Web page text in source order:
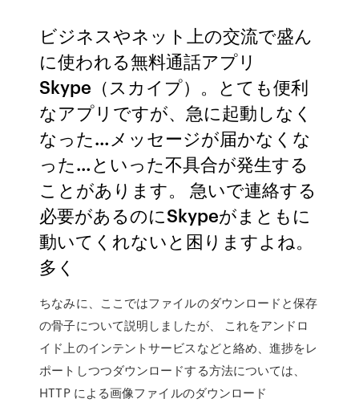
ビジネスやネット上の交流で盛ん
に使われる無料通話アプリ
Skype（スカイプ）。とても便利
なアプリですが、急に起動しなく
なった…メッセージが届かなくな
った…といった不具合が発生する
ことがあります。 急いで連絡する
必要があるのにSkypeがまともに
動いてくれないと困りますよね。
多く
ちなみに、ここではファイルのダウンロードと保存
の骨子について説明しましたが、 これをアンドロ
イド上のインテントサービスなどと絡め、進捗をレ
ポートしつつダウンロードする方法については、
HTTP による画像ファイルのダウンロード